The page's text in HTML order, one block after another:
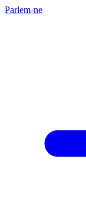
Parlem-ne